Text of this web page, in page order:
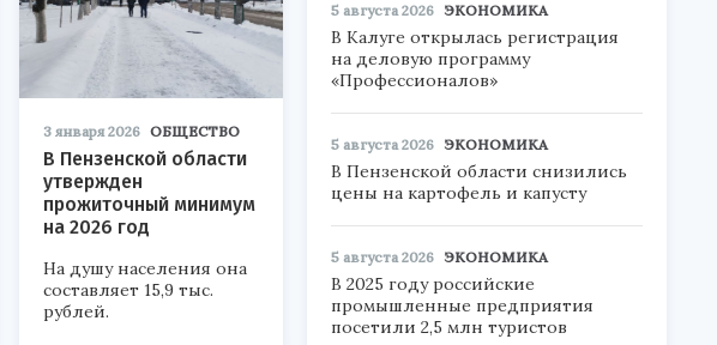
3 января 2026 ОБЩЕСТВО
В Пензенской области
утвержден
прожиточный минимум
на 2026 год
На душу населения она
составляет 15,9 тыс.
рублей.
5 августа 2026 ЭКОНОМИКА
В Калуге открылась регистрация
на деловую программу
«Профессионалов»
5 августа 2026 ЭКОНОМИКА
В Пензенской области снизились
цены на картофель и капусту
5 августа 2026 ЭКОНОМИКА
В 2025 году российские
промышленные предприятия
посетили 2,5 млн туристов